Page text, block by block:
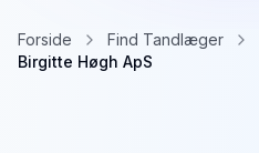
Forside Find Tandlæger
Birgitte Høgh ApS